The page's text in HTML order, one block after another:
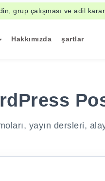
grup çalışması ve adil
Hakkımızda şartlar
yayın dersleri,